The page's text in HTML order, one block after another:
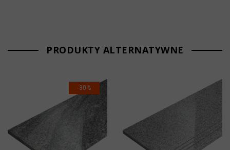
PRODUKTY ALTERNATYWNE
-30%